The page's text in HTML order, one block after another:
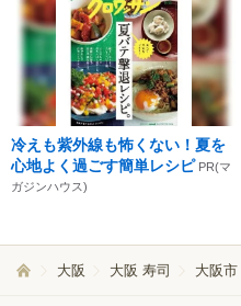
冷えも紫外線も怖くない！夏を
心地よく過ごす簡単レシピ PR(マ
ガジンハウス)
大阪 大阪 寿司 大阪市